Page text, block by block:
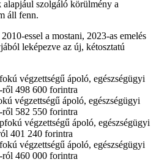
alapjául szolgáló körülmény a
áll fenn.
essel a mostani, 2023-as emelés
leképezve az új, kétosztatú
végzettségű ápoló, egészségügyi
498 600 forintra
végzettségű ápoló, egészségügyi
582 550 forintra
végzettségű ápoló, egészségügyi
401 240 forintra
végzettségű ápoló, egészségügyi
460 000 forintra